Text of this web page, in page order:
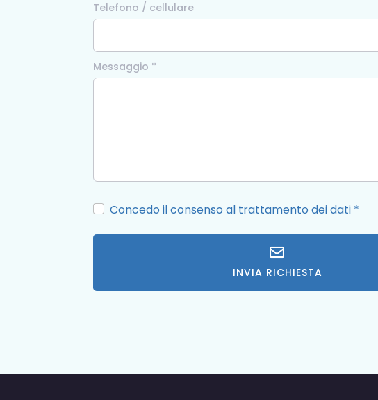
Telefono / cellulare
Messaggio *
Concedo il consenso al trattamento dei dati *
INVIA RICHIESTA